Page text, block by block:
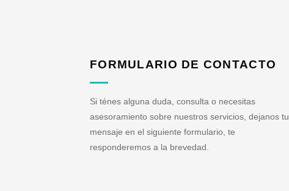
FORMULARIO DE CONTACTO
Si ténes alguna duda, consulta o necesitas
asesoramiento sobre nuestros servicios, dejanos tu
mensaje en el siguiente formulario, te
responderemos a la brevedad.